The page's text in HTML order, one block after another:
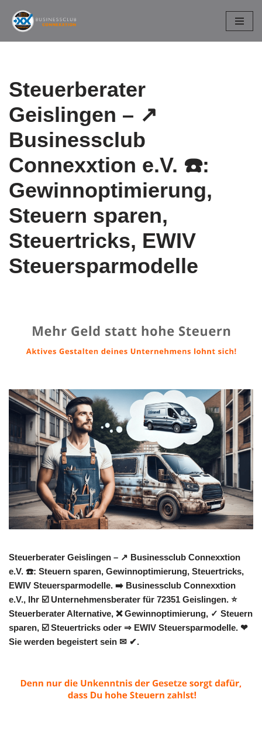
Zum
Steuerberater
Geislingen – ↗️
Businessclub
Connexxtion e.V. ☎️:
Gewinnoptimierung,
Steuern sparen,
Steuertricks, EWIV
Steuersparmodelle
Steuerberater Geislingen – ↗️ Businessclub Connexxtion
e.V. ☎️: Steuern sparen, Gewinnoptimierung, Steuertricks,
EWIV Steuersparmodelle. ➡️ Businessclub Connexxtion
e.V., Ihr ☑️ Unternehmensberater für 72351 Geislingen. ⭐
Steuerberater Alternative, ❌ Gewinnoptimierung, ✓ Steuern
sparen, ☑️ Steuertricks oder ⇒ EWIV Steuersparmodelle. ❤
Sie werden begeistert sein ✉ ✔.